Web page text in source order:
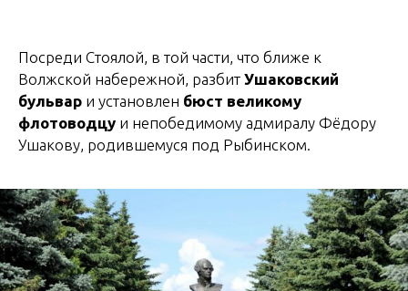
Посреди Стоялой, в той части, что ближе к
Волжской набережной, разбит Ушаковский
бульвар и установлен бюст великому
флотоводцу и непобедимому адмиралу Фёдору
Ушакову, родившемуся под Рыбинском.